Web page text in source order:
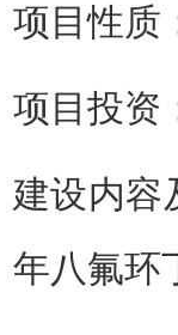
项目性质
项目投资
建设内容
年八氟环